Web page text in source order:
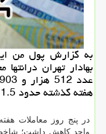
به گزارش پول من
هفته گذشته حدود 1.5 درصد افت را تجربه نمود.
در پنج روز معاملات